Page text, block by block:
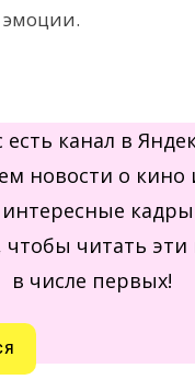
эмоции.
есть канал в
новости о кино
читать эти
в числе первых!